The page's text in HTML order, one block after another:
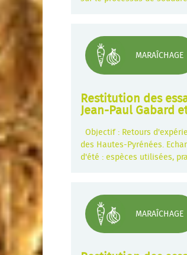
MARAÎCHAGE
Restitution des
Jean-Paul Gabard
Objectif : Retours
des Hautes-Pyrénées.
d'été : espèces utilisées,
MARAÎCHAGE